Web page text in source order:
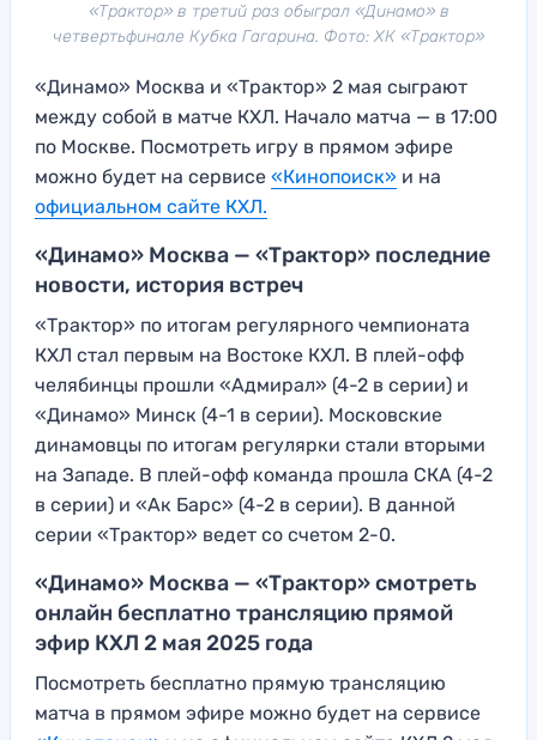
«Трактор» в третий раз обыграл «Динамо» в
четвертьфинале Кубка Гагарина. Фото: ХК «Трактор»
«Динамо» Москва и «Трактор» 2 мая сыграют
между собой в матче КХЛ. Начало матча — в 17:00
по Москве. Посмотреть игру в прямом эфире
можно будет на сервисе «Кинопоиск» и на
официальном сайте КХЛ.
«Динамо» Москва — «Трактор» последние
новости, история встреч
«Трактор» по итогам регулярного чемпионата
КХЛ стал первым на Востоке КХЛ. В плей-офф
челябинцы прошли «Адмирал» (4-2 в серии) и
«Динамо» Минск (4-1 в серии). Московские
динамовцы по итогам регулярки стали вторыми
на Западе. В плей-офф команда прошла СКА (4-2
в серии) и «Ак Барс» (4-2 в серии). В данной
серии «Трактор» ведет со счетом 2-0.
«Динамо» Москва — «Трактор» смотреть
онлайн бесплатно трансляцию прямой
эфир КХЛ 2 мая 2025 года
Посмотреть бесплатно прямую трансляцию
матча в прямом эфире можно будет на сервисе